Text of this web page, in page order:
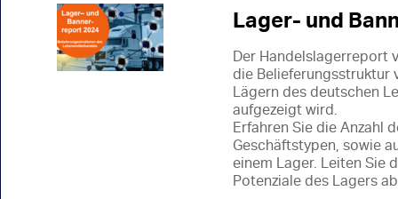
Lager- und
Der Handelslagerreport
die Belieferungsstruktur
Lägern des deutschen
aufgezeigt wird.
Erfahren Sie die Anzahl
Geschäftstypen, sowie
einem Lager. Leiten Sie
Potenziale des Lagers